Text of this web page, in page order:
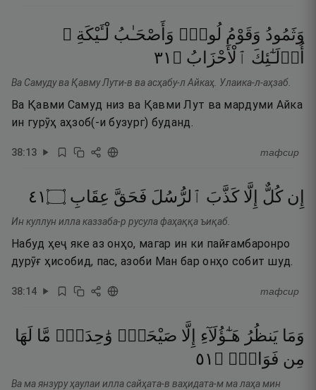
وَثَمُودُ وَقَوْمُ لُوطٍۢ وَأَصْحَـٰبُ لْـَٔيْكَةِ ۚ
أُو۟لَـٰٓئِكَ ٱلْأَحْزَابُ ۝ ١٣
Ва Самуду ва Қавму Лути-в ва асҳабу-л Айкаҳ. Улаика-л-аҳзаб.
Ва Қавми Самуд низ ва Қавми Лут ва мардуми Айка
ин гурӯҳ аҳзоб(-и бузург) буданд.
38:13 тафсир
إِن كُلٌّ إِلَّا كَذَّبَ ٱلرُّسُلَ فَحَقَّ عِقَابِ ۝١٤
Ин куллун илла каззаба-р русула фаҳаққа ъиқаб.
Набуд ҳеҷ яке аз онҳо, магар ин ки пайғамбаронро
дурӯғ ҳисобид, пас, азоби Ман бар онҳо собит шуд.
38:14 тафсир
وَمَا يَنظُرُ هَـٰٓؤُلَآءِ إِلَّا صَيْحَةًۭ وَٰحِدَةًۭ مَّا لَهَا
مِن فَوَاقٍۢ ۝ ١٥
Ва ма янзуру ҳаулаи илла сайҳата-в ваҳидата-м ма лаҳа мин